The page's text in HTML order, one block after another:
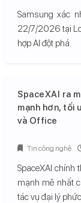
Samsung xác
22/7/2026 tại
hợp AI đột phá.
SpaceXAI ra
mạnh hơn, tối
và Office
SpaceXAI chính
mạnh mẽ nhất
tác vụ đại lý
Tin công nghệ